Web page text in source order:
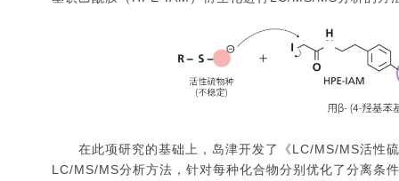
在此项研究的基础上，岛津开发了《LC/MS/MS活性硫
LC/MS/MS分析方法，针对每种化合物分别优化了分离条